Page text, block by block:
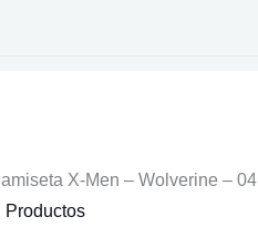
X-Men – Wolverine – 04
Productos